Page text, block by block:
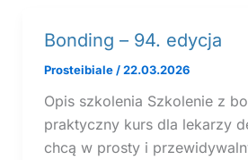
Bonding – 94. edycja
Prosteibiale /22.03.2026
Opis szkolenia Szkolenie z
praktyczny kurs dla lekarzy
chcą w prosty i